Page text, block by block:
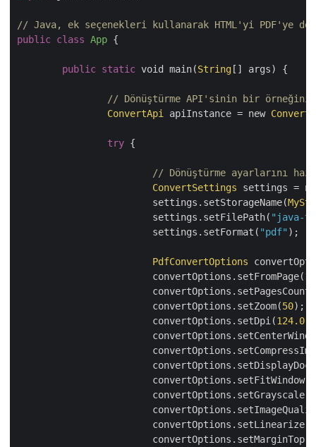
// Java, ek seçenekleri kullanarak HTML'yi PDF'ye
public class App {
public static void main(String [] args) {
// Dönüştürme API'sinin bir örneğini
ConvertApi
apiInstance = new
try {
// Dönüştürme ayarlarını
ConvertSettings settings =
			settings.setStorageName(
			settings.setFilePath(
"java-
			settings.setFormat(
"pdf" );
PdfConvertOptions
			convertOptions.setFromPage(
1
			convertOptions.setPagesCount(
			convertOptions.setZoom(
50);
			convertOptions.setDpi(
124.0
			convertOptions.setFitWindow(
			convertOptions.setGrayscale(
			convertOptions.setLinearize(
			convertOptions.setMarginTop(